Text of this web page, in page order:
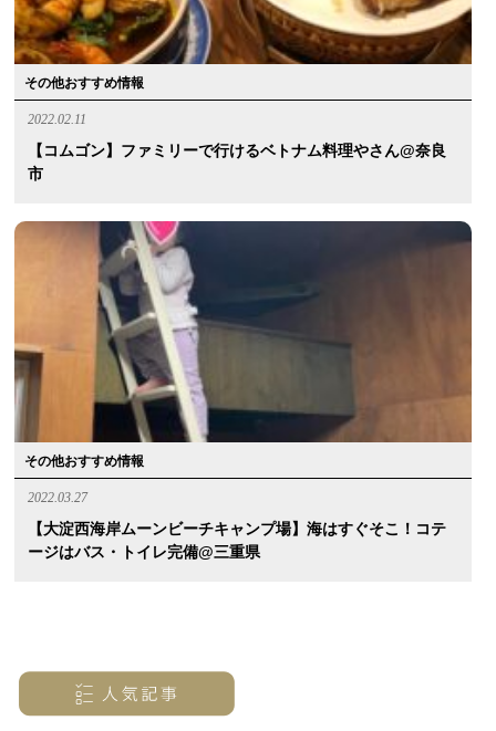
その他おすすめ情報
2022.02.11
【コムゴン】ファミリーで行けるベトナム料理やさん@奈良
市
その他おすすめ情報
2022.03.27
【大淀西海岸ムーンビーチキャンプ場】海はすぐそこ！コテ
ージはバス・トイレ完備@三重県